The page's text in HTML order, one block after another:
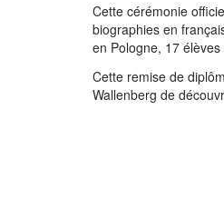
Cette cérémonie
biographies en
en Pologne, 17
Cette remise de
Wallenberg de